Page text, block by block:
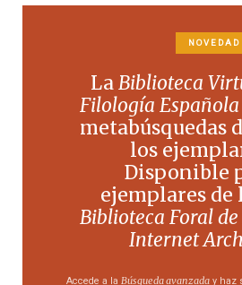
NOVEDAD
LaBiblioteca
Filología Española
metabúsquedas
los
Disponible
ejemplares de
Biblioteca Foral
Internet
Accede a la Búsqueda avanzada y haz